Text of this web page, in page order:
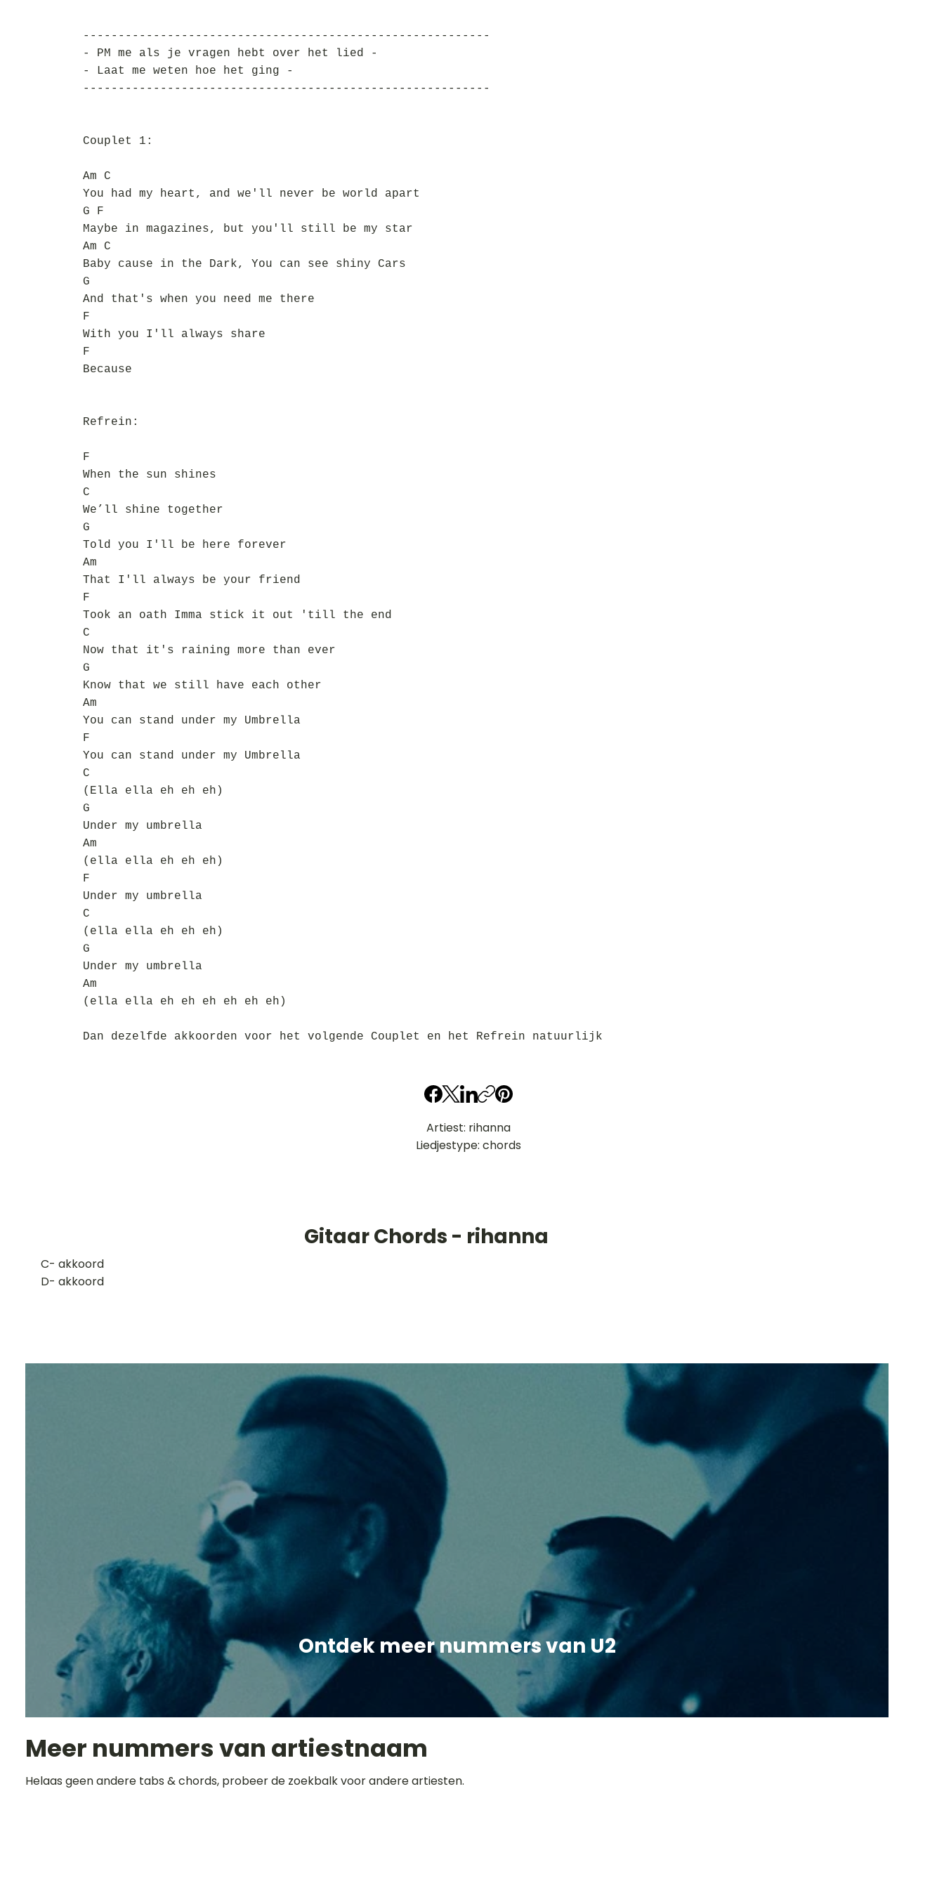
----------------------------------------------------------
- PM me als je vragen hebt over het lied -
- Laat me weten hoe het ging -
----------------------------------------------------------
Couplet 1:
Am C
You had my heart, and we'll never be world apart
G F
Maybe in magazines, but you'll still be my star
Am C
Baby cause in the Dark, You can see shiny Cars
G
And that's when you need me there
F
With you I'll always share
F
Because
Refrein:
F
When the sun shines
C
We’ll shine together
G
Told you I'll be here forever
Am
That I'll always be your friend
F
Took an oath Imma stick it out 'till the end
C
Now that it's raining more than ever
G
Know that we still have each other
Am
You can stand under my Umbrella
F
You can stand under my Umbrella
C
(Ella ella eh eh eh)
G
Under my umbrella
Am
(ella ella eh eh eh)
F
Under my umbrella
C
(ella ella eh eh eh)
G
Under my umbrella
Am
(ella ella eh eh eh eh eh eh)
Dan dezelfde akkoorden voor het volgende Couplet en het Refrein natuurlijk
Artiest: rihanna
Liedjestype: chords
Gitaar Chords - rihanna
​C- akkoord
D- akkoord
Ontdek meer nummers van U2
Meer nummers van artiestnaam
Helaas geen andere tabs & chords, probeer de zoekbalk voor andere artiesten.